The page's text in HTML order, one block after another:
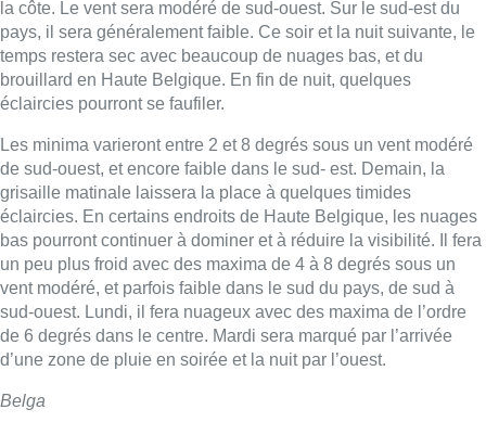
la côte. Le vent sera modéré de sud-ouest. Sur le sud-est du
pays, il sera généralement faible. Ce soir et la nuit suivante, le
temps restera sec avec beaucoup de nuages bas, et du
brouillard en Haute Belgique. En fin de nuit, quelques
éclaircies pourront se faufiler.
Les minima varieront entre 2 et 8 degrés sous un vent modéré
de sud-ouest, et encore faible dans le sud- est. Demain, la
grisaille matinale laissera la place à quelques timides
éclaircies. En certains endroits de Haute Belgique, les nuages
bas pourront continuer à dominer et à réduire la visibilité. Il fera
un peu plus froid avec des maxima de 4 à 8 degrés sous un
vent modéré, et parfois faible dans le sud du pays, de sud à
sud-ouest. Lundi, il fera nuageux avec des maxima de l’ordre
de 6 degrés dans le centre. Mardi sera marqué par l’arrivée
d’une zone de pluie en soirée et la nuit par l’ouest.
Belga